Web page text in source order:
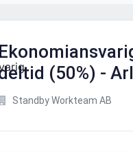
(50%) -
Standby Workteam AB